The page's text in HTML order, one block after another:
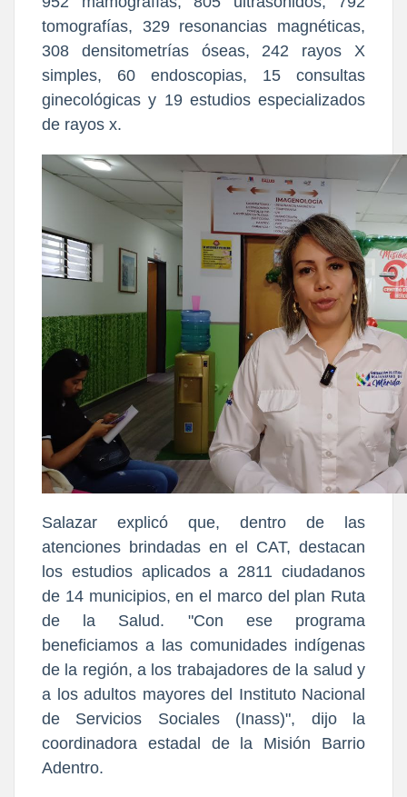
tomografías, 329 resonancias magnéticas,
308 densitometrías óseas, 242 rayos X
simples, 60 endoscopias, 15 consultas
ginecológicas y 19 estudios especializados
de rayos x.
Salazar explicó que, dentro de las
atenciones brindadas en el CAT, destacan
los estudios aplicados a 2811 ciudadanos
de 14 municipios, en el marco del plan Ruta
de la Salud. "Con ese programa
beneficiamos a las comunidades indígenas
de la región, a los trabajadores de la salud y
a los adultos mayores del Instituto Nacional
de Servicios Sociales (Inass)", dijo la
coordinadora estadal de la Misión Barrio
Adentro.